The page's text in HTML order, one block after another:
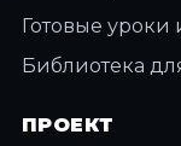
Готовые уроки
Библиотека
ПРОЕКТ